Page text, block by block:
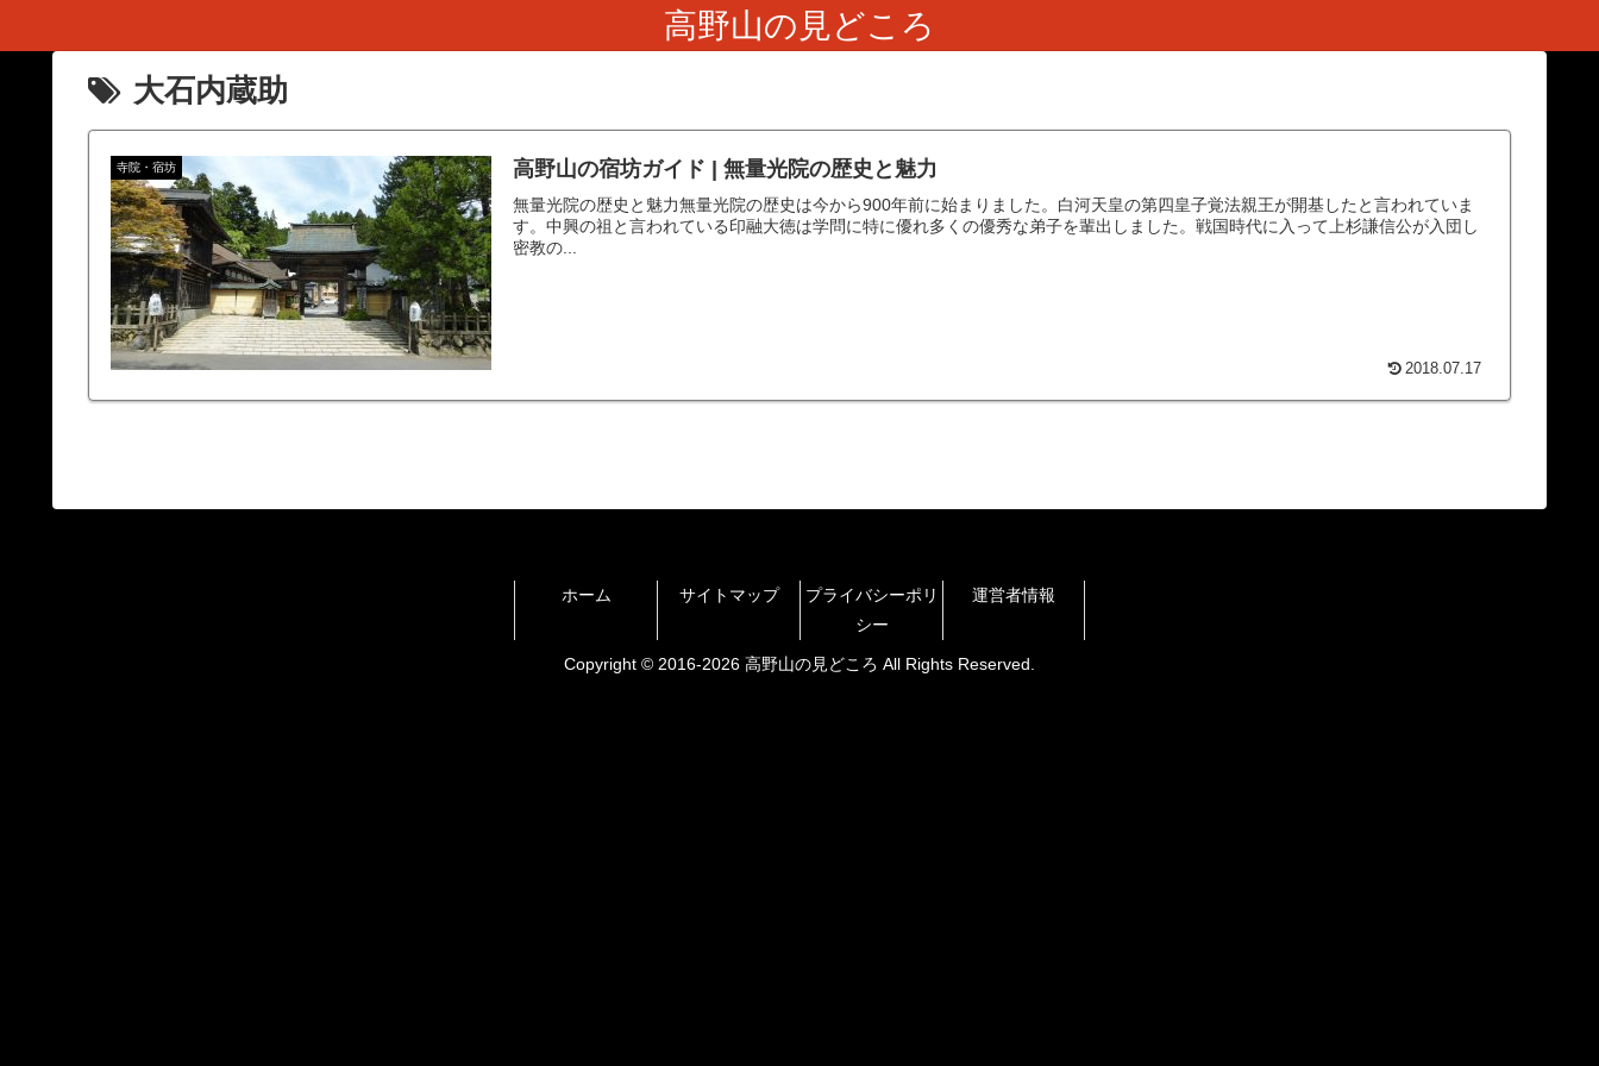
高野山の見どころ
大石内蔵助
寺院・宿坊 高野山の宿坊ガイド | 無量光院の歴史と魅力
無量光院の歴史と魅力無量光院の歴史は今から900年前に始まりました。白河天皇の第四皇子覚法親王が開基したと言われていま
す。中興の祖と言われている印融大徳は学問に特に優れ多くの優秀な弟子を輩出しました。戦国時代に入って上杉謙信公が入団し
密教の...
2018.07.17
ホーム サイトマップ
プライバシーポリ
シー
運営者情報
Copyright © 2016-2026 高野山の見どころ All Rights Reserved.